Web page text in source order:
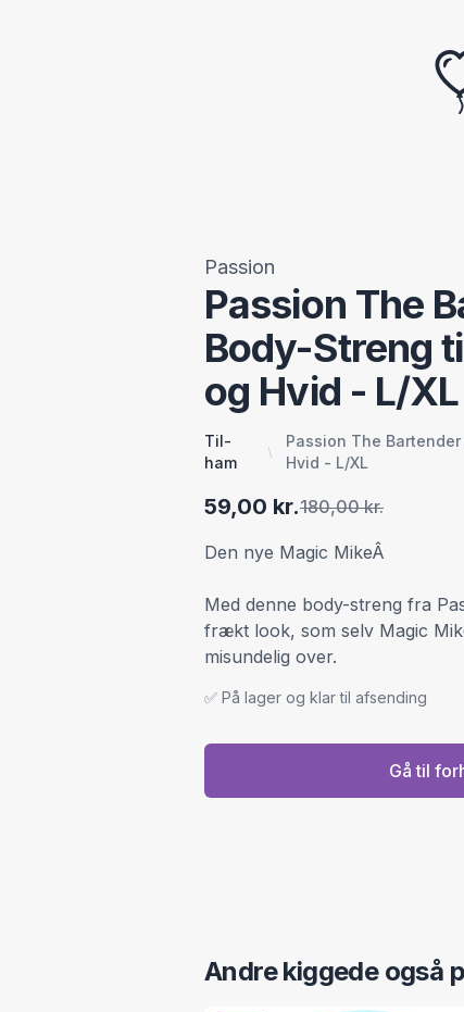
Passion
Passion The
Body-Streng
og Hvid - L/XL
Til-
ham
Passion The
Hvid - L/XL
59,00 kr.180,00 kr.
Den nye Magic MikeÂ
Med denne body-streng fra
frækt look, som selv Magic
misundelig over.
✅ På lager og klar til afsending
Gå til
Andre kiggede også